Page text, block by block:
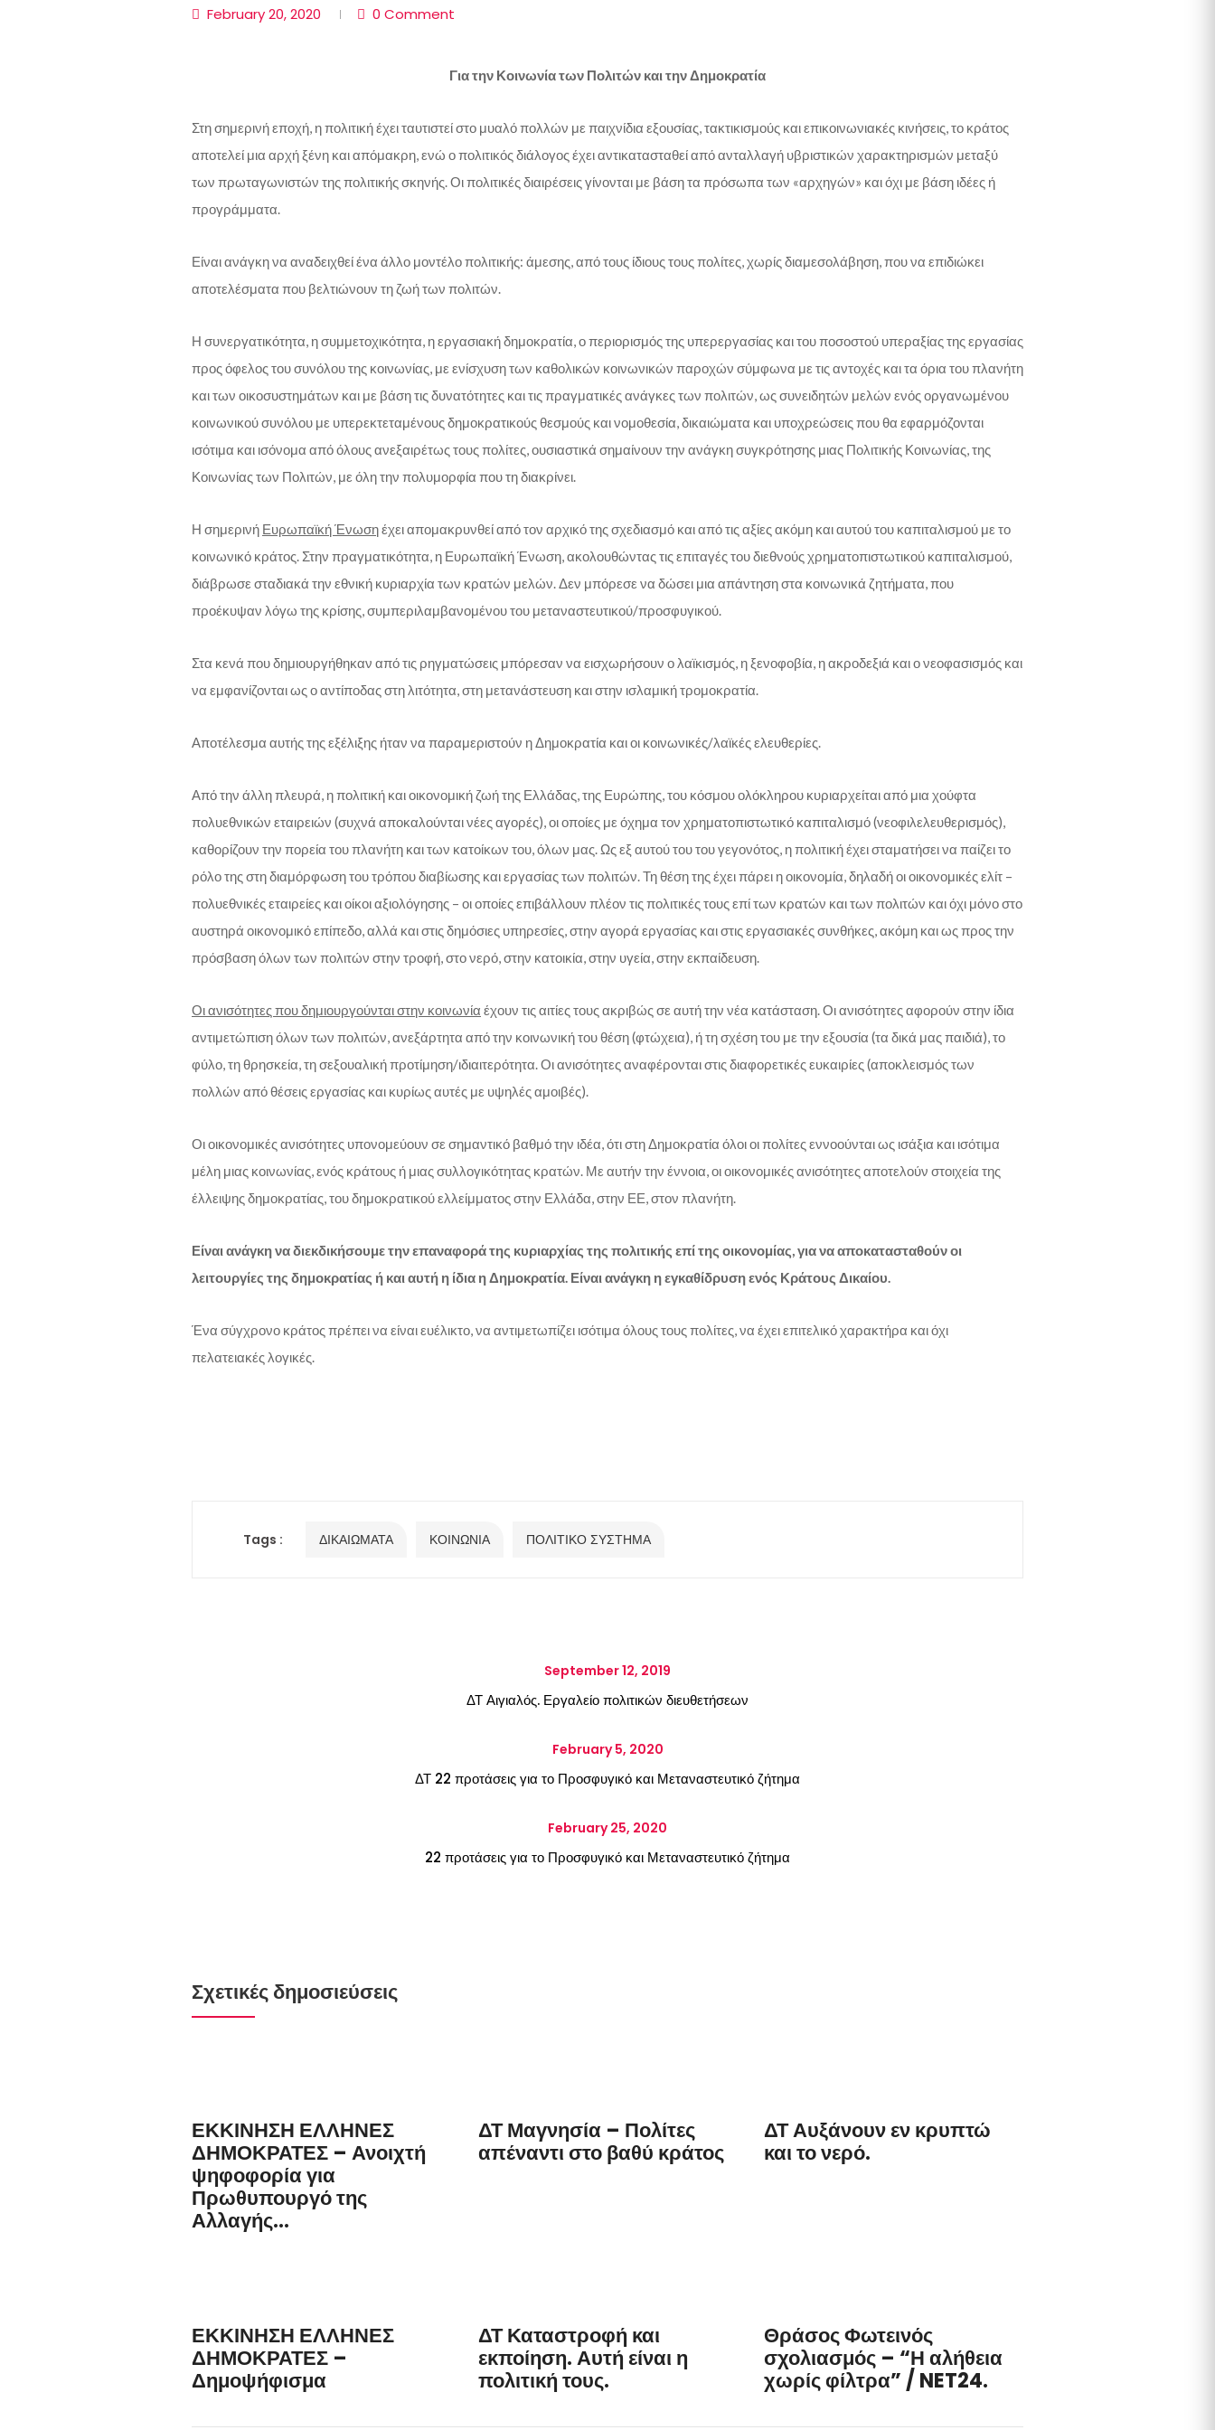
February 20, 2020 0 Comment
Για την Κοινωνία των Πολιτών και την Δημοκρατία
Στη σημερινή εποχή, η πολιτική έχει ταυτιστεί στο μυαλό πολλών με παιχνίδια εξουσίας, τακτικισμούς και επικοινωνιακές κινήσεις, το κράτος
αποτελεί μια αρχή ξένη και απόμακρη, ενώ ο πολιτικός διάλογος έχει αντικατασταθεί από ανταλλαγή υβριστικών χαρακτηρισμών μεταξύ
των πρωταγωνιστών της πολιτικής σκηνής. Οι πολιτικές διαιρέσεις γίνονται με βάση τα πρόσωπα των «αρχηγών» και όχι με βάση ιδέες ή
προγράμματα.
Είναι ανάγκη να αναδειχθεί ένα άλλο μοντέλο πολιτικής: άμεσης, από τους ίδιους τους πολίτες, χωρίς διαμεσολάβηση, που να επιδιώκει
αποτελέσματα που βελτιώνουν τη ζωή των πολιτών.
Η συνεργατικότητα, η συμμετοχικότητα, η εργασιακή δημοκρατία, ο περιορισμός της υπερεργασίας και του ποσοστού υπεραξίας της εργασίας
προς όφελος του συνόλου της κοινωνίας, με ενίσχυση των καθολικών κοινωνικών παροχών σύμφωνα με τις αντοχές και τα όρια του πλανήτη
και των οικοσυστημάτων και με βάση τις δυνατότητες και τις πραγματικές ανάγκες των πολιτών, ως συνειδητών μελών ενός οργανωμένου
κοινωνικού συνόλου με υπερεκτεταμένους δημοκρατικούς θεσμούς και νομοθεσία, δικαιώματα και υποχρεώσεις που θα εφαρμόζονται
ισότιμα και ισόνομα από όλους ανεξαιρέτως τους πολίτες, ουσιαστικά σημαίνουν την ανάγκη συγκρότησης μιας Πολιτικής Κοινωνίας, της
Κοινωνίας των Πολιτών, με όλη την πολυμορφία που τη διακρίνει.
Η σημερινή Ευρωπαϊκή Ένωσηέχει απομακρυνθεί από τον αρχικό της σχεδιασμό και από τις αξίες ακόμη και αυτού του καπιταλισμού με το
κοινωνικό κράτος. Στην πραγματικότητα, η Ευρωπαϊκή Ένωση, ακολουθώντας τις επιταγές του διεθνούς χρηματοπιστωτικού καπιταλισμού,
διάβρωσε σταδιακά την εθνική κυριαρχία των κρατών μελών. Δεν μπόρεσε να δώσει μια απάντηση στα κοινωνικά ζητήματα, που
προέκυψαν λόγω της κρίσης, συμπεριλαμβανομένου του μεταναστευτικού/προσφυγικού.
Στα κενά που δημιουργήθηκαν από τις ρηγματώσεις μπόρεσαν να εισχωρήσουν ο λαϊκισμός, η ξενοφοβία, η ακροδεξιά και ο νεοφασισμός και
να εμφανίζονται ως ο αντίποδας στη λιτότητα, στη μετανάστευση και στην ισλαμική τρομοκρατία.
Αποτέλεσμα αυτής της εξέλιξης ήταν να παραμεριστούν η Δημοκρατία και οι κοινωνικές/λαϊκές ελευθερίες.
Από την άλλη πλευρά, η πολιτική και οικονομική ζωή της Ελλάδας, της Ευρώπης, του κόσμου ολόκληρου κυριαρχείται από μια χούφτα
πολυεθνικών εταιρειών (συχνά αποκαλούνται νέες αγορές), οι οποίες με όχημα τον χρηματοπιστωτικό καπιταλισμό (νεοφιλελευθερισμός),
καθορίζουν την πορεία του πλανήτη και των κατοίκων του, όλων μας. Ως εξ αυτού του του γεγονότος, η πολιτική έχει σταματήσει να παίζει το
ρόλο της στη διαμόρφωση του τρόπου διαβίωσης και εργασίας των πολιτών. Τη θέση της έχει πάρει η οικονομία, δηλαδή οι οικονομικές ελίτ –
πολυεθνικές εταιρείες και οίκοι αξιολόγησης – οι οποίες επιβάλλουν πλέον τις πολιτικές τους επί των κρατών και των πολιτών και όχι μόνο στο
αυστηρά οικονομικό επίπεδο, αλλά και στις δημόσιες υπηρεσίες, στην αγορά εργασίας και στις εργασιακές συνθήκες, ακόμη και ως προς την
πρόσβαση όλων των πολιτών στην τροφή, στο νερό, στην κατοικία, στην υγεία, στην εκπαίδευση.
Οι ανισότητες που δημιουργούνται στην κοινωνία έχουν τις αιτίες τους ακριβώς σε αυτή την νέα κατάσταση. Οι ανισότητες αφορούν στην ίδια
αντιμετώπιση όλων των πολιτών, ανεξάρτητα από την κοινωνική του θέση (φτώχεια), ή τη σχέση του με την εξουσία (τα δικά μας παιδιά), το
φύλο, τη θρησκεία, τη σεξουαλική προτίμηση/ιδιαιτερότητα. Οι ανισότητες αναφέρονται στις διαφορετικές ευκαιρίες (αποκλεισμός των
πολλών από θέσεις εργασίας και κυρίως αυτές με υψηλές αμοιβές).
Οι οικονομικές ανισότητες υπονομεύουν σε σημαντικό βαθμό την ιδέα, ότι στη Δημοκρατία όλοι οι πολίτες εννοούνται ως ισάξια και ισότιμα
μέλη μιας κοινωνίας, ενός κράτους ή μιας συλλογικότητας κρατών. Με αυτήν την έννοια, οι οικονομικές ανισότητες αποτελούν στοιχεία της
έλλειψης δημοκρατίας, του δημοκρατικού ελλείμματος στην Ελλάδα, στην ΕΕ, στον πλανήτη.
Είναι ανάγκη να διεκδικήσουμε την επαναφορά της κυριαρχίας της πολιτικής επί της οικονομίας, για να αποκατασταθούν οι
λειτουργίες της δημοκρατίας ή και αυτή η ίδια η Δημοκρατία. Είναι ανάγκη η εγκαθίδρυση ενός Κράτους Δικαίου.
Ένα σύγχρονο κράτος πρέπει να είναι ευέλικτο, να αντιμετωπίζει ισότιμα όλους τους πολίτες, να έχει επιτελικό χαρακτήρα και όχι
πελατειακές λογικές.
Tags : ΔΙΚΑΙΩΜΑΤΑ ΚΟΙΝΩΝΙΑ ΠΟΛΙΤΙΚΟ ΣΥΣΤΗΜΑ
September 12, 2019
ΔΤ Αιγιαλός. Εργαλείο πολιτικών διευθετήσεων
February 5, 2020
ΔΤ 22 προτάσεις για το Προσφυγικό και Μεταναστευτικό ζήτημα
February 25, 2020
22 προτάσεις για το Προσφυγικό και Μεταναστευτικό ζήτημα
Σχετικές δημοσιεύσεις
ΕΚΚΙΝΗΣΗ ΕΛΛΗΝΕΣ
ΔΗΜΟΚΡΑΤΕΣ – Ανοιχτή
ψηφοφορία για
Πρωθυπουργό της
Αλλαγής...
ΔΤ Μαγνησία – Πολίτες
απέναντι στο βαθύ κράτος
ΔΤ Αυξάνουν εν κρυπτώ
και το νερό.
ΕΚΚΙΝΗΣΗ ΕΛΛΗΝΕΣ
ΔΗΜΟΚΡΑΤΕΣ –
Δημοψήφισμα
ΔΤ Καταστροφή και
εκποίηση. Αυτή είναι η
πολιτική τους.
Θράσος Φωτεινός
σχολιασμός – “Η αλήθεια
χωρίς φίλτρα” / NET24.